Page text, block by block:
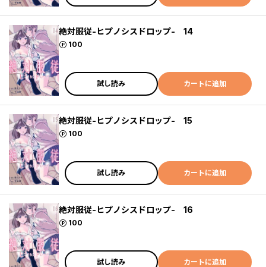
絶対服従-ヒプノシスドロップ- 14
100
ポイント
試し読み カートに追加
絶対服従-ヒプノシスドロップ- 15
100
ポイント
試し読み カートに追加
絶対服従-ヒプノシスドロップ- 16
100
ポイント
試し読み カートに追加